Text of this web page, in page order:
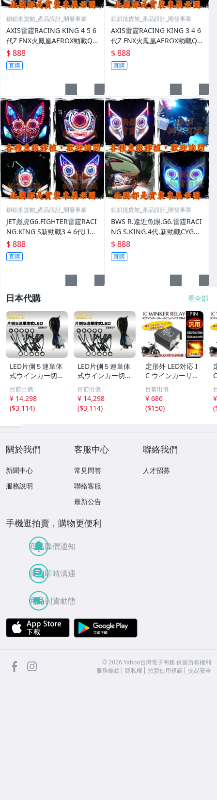
鋇鋇批貨館_產品設計_開發事業
AXIS雷霆RACING KING 4 5 6
代Z FNX火鳳凰AEROX勁戰QB
IX JET S G6 FIGHTER
$ 888
直購
鋇鋇批貨館_產品設計_開發事業
AXIS雷霆RACING KING 3 4 6
代Z FNX火鳳凰AEROX勁戰QB
IX JET S G6 FIGHTER
$ 888
直購
鋇鋇批貨館_產品設計_開發事業
JET彪虎G6.FIGHTER雷霆RACI
NG.KING S新勁戰3 4 6代LIMI
JOG FS勁豪CYGNUS X
$ 888
直購
鋇鋇批貨館_產品設計_開發事業
BWS R.遠近魚眼.G6.雷霆RACI
NG S.KING.4代.新勁戰CYGN
US X JETS.FIGHTER.FT
$ 888
直購
日本代購 看全部
LED片側５連単体
式ウインカー切替
可能タイプ左右セ
ット
目前出價
¥ 14,298
($3,114)
LED片側５連単体
式ウインカー切替
可能タイプ左右セ
ット
目前出價
¥ 14,298
($3,114)
定形外 LED対応 I
C ウインカーリレ
ー 汎用 2ピン ス
カッシュ モトコ
ンポ
目前出價
¥ 686
($150)
0
(
關於我們
新聞中心
服務說明
客服中心
常見問答
聯絡客服
最新公告
聯絡我們
人才招募
手機逛拍賣，購物更便利
商品降價通知
買賣即時溝通
商品到貨動態
APP Store
facebook ©2026 Yahoo台灣電子商務 保留所有權利
服務條款
隱私權 拍賣使用規範 交易安全